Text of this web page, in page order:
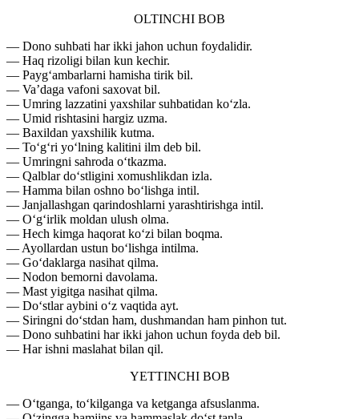
OLTINCHI BOB
— Dono suhbati har ikki jahon uchun foydalidir.
— Haq rizoligi bilan kun kechir.
— Payg‘ambarlarni hamisha tirik bil.
— Va’daga vafoni saxovat bil.
— Umring lazzatini yaxshilar suhbatidan ko‘zla.
— Umid rishtasini hargiz uzma.
— Baxildan yaxshilik kutma.
— To‘g‘ri yo‘lning kalitini ilm deb bil.
— Umringni sahroda o‘tkazma.
— Qalblar do‘stligini xomushlikdan izla.
— Hamma bilan oshno bo‘lishga intil.
— Janjallashgan qarindoshlarni yarashtirishga intil.
— O‘g‘irlik moldan ulush olma.
— Hech kimga haqorat ko‘zi bilan boqma.
— Ayollardan ustun bo‘lishga intilma.
— Go‘daklarga nasihat qilma.
— Nodon bemorni davolama.
— Mast yigitga nasihat qilma.
— Do‘stlar aybini o‘z vaqtida ayt.
— Siringni do‘stdan ham, dushmandan ham pinhon tut.
— Dono suhbatini har ikki jahon uchun foyda deb bil.
— Har ishni maslahat bilan qil.
YETTINCHI BOB
— O‘tganga, to‘kilganga va ketganga afsuslanma.